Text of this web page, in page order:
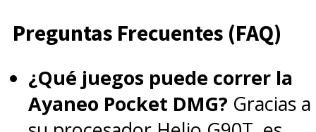
Preguntas Frecuentes (FAQ)
¿Qué juegos puede correr la
Ayaneo Pocket DMG? Gracias a